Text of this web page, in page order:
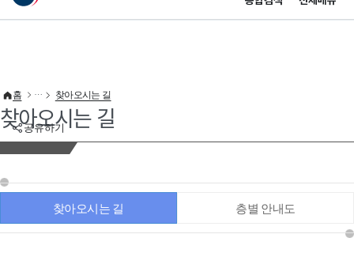
이 누리집은 대한민국 공식 전자정부 누리집입니다.
공유하기
홈 찾아오시는 길
찾아오시는 길
찾아오시는 길 층별 안내도